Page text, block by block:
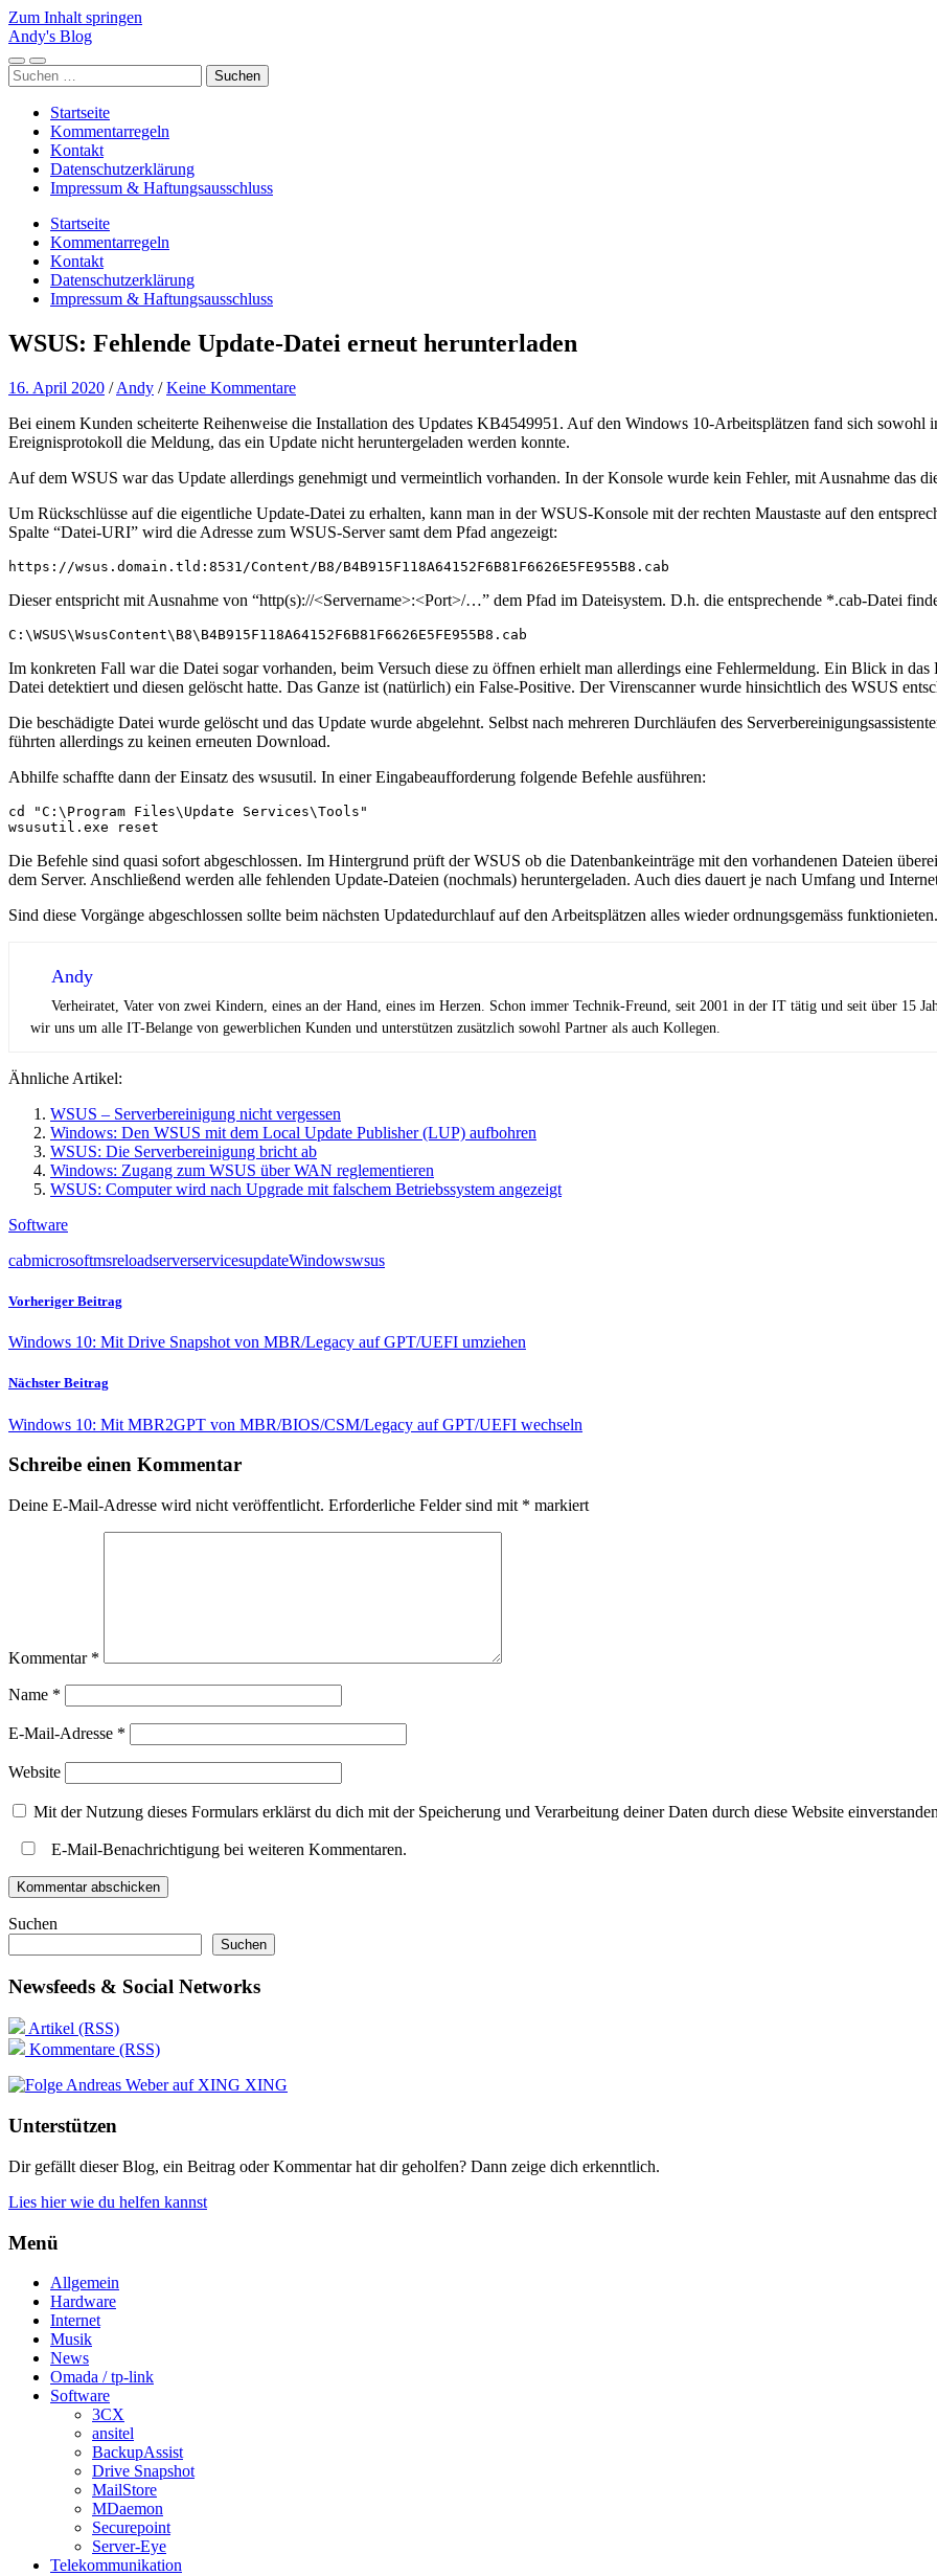
Zum Inhalt springen
Andy's Blog
Mobile-
Menü
Suchfeld
ein-/ausblenden
Suchen
nach:
Startseite
Kommentarregeln
Kontakt
Datenschutzerklärung
Impressum & Haftungsausschluss
Startseite
Kommentarregeln
Kontakt
Datenschutzerklärung
Impressum & Haftungsausschluss
WSUS: Fehlende Update-Datei erneut herunterladen
16. April 2020 /Andy /Keine Kommentare
Bei einem Kunden scheiterte Reihenweise die Installation des Updates KB4549951. Auf den Windows 10-Arbeitsplätzen fand sich sowohl
Ereignisprotokoll die Meldung, das ein Update nicht heruntergeladen werden konnte.
Auf dem WSUS war das Update allerdings genehmigt und vermeintlich vorhanden. In der Konsole wurde kein Fehler, mit Ausnahme das
Um Rückschlüsse auf die eigentliche Update-Datei zu erhalten, kann man in der WSUS-Konsole mit der rechten Maustaste auf den
Spalte “Datei-URI” wird die Adresse zum WSUS-Server samt dem Pfad angezeigt:
https://wsus.domain.tld:8531/Content/B8/B4B915F118A64152F6B81F6626E5FE955B8.cab
Dieser entspricht mit Ausnahme von “http(s)://<Servername>:<Port>/…” dem Pfad im Dateisystem. D.h. die entsprechende *.cab-Datei
C:\WSUS\WsusContent\B8\B4B915F118A64152F6B81F6626E5FE955B8.cab
Im konkreten Fall war die Datei sogar vorhanden, beim Versuch diese zu öffnen erhielt man allerdings eine Fehlermeldung. Ein Blick in
Datei detektiert und diesen gelöscht hatte. Das Ganze ist (natürlich) ein False-Positive. Der Virenscanner wurde hinsichtlich des WSUS
Die beschädigte Datei wurde gelöscht und das Update wurde abgelehnt. Selbst nach mehreren Durchläufen des
führten allerdings zu keinen erneuten Download.
Abhilfe schaffte dann der Einsatz des wsusutil. In einer Eingabeaufforderung folgende Befehle ausführen:
cd "C:\Program Files\Update Services\Tools"
wsusutil.exe reset
Die Befehle sind quasi sofort abgeschlossen. Im Hintergrund prüft der WSUS ob die Datenbankeinträge mit den vorhandenen Dateien
dem Server. Anschließend werden alle fehlenden Update-Dateien (nochmals) heruntergeladen. Auch dies dauert je nach Umfang und
Sind diese Vorgänge abgeschlossen sollte beim nächsten Updatedurchlauf auf den Arbeitsplätzen alles wieder ordnungsgemäss
Andy
Verheiratet, Vater von zwei Kindern, eines an der Hand, eines im Herzen. Schon immer Technik-Freund, seit 2001 in der IT tätig und seit über 15
wir uns um alle IT-Belange von gewerblichen Kunden und unterstützen zusätzlich sowohl Partner als auch Kollegen.
Ähnliche Artikel:
WSUS – Serverbereinigung nicht vergessen
Windows: Den WSUS mit dem Local Update Publisher (LUP) aufbohren
WSUS: Die Serverbereinigung bricht ab
Windows: Zugang zum WSUS über WAN reglementieren
WSUS: Computer wird nach Upgrade mit falschem Betriebssystem angezeigt
Software
cabmicrosoftmsreloadserverservicesupdateWindowswsus
Vorheriger Beitrag
Windows 10: Mit Drive Snapshot von MBR/Legacy auf GPT/UEFI umziehen
Nächster Beitrag
Windows 10: Mit MBR2GPT von MBR/BIOS/CSM/Legacy auf GPT/UEFI wechseln
Schreibe einen Kommentar
Deine E-Mail-Adresse wird nicht veröffentlicht. Erforderliche Felder sind mit * markiert
Kommentar *
Name *
E-Mail-Adresse *
Website
Mit der Nutzung dieses Formulars erklärst du dich mit der Speicherung und Verarbeitung deiner Daten durch diese Website
E-Mail-Benachrichtigung bei weiteren Kommentaren.
Suchen
Suchen
Newsfeeds & Social Networks
Artikel (RSS)
Kommentare (RSS)
XING
Unterstützen
Dir gefällt dieser Blog, ein Beitrag oder Kommentar hat dir geholfen? Dann zeige dich erkenntlich.
Lies hier wie du helfen kannst
Menü
Allgemein
Hardware
Internet
Musik
News
Omada / tp-link
Software
3CX
ansitel
BackupAssist
Drive Snapshot
MailStore
MDaemon
Securepoint
Server-Eye
Telekommunikation